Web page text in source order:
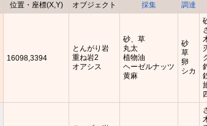
位置・座標(X,Y) オブジェクト 採集 調達
16098,3394
とんがり岩
重ね岩2
オアシス
砂、草
丸太
植物油
ヘーゼルナッツ
黄麻
砂
草
卵
シカ